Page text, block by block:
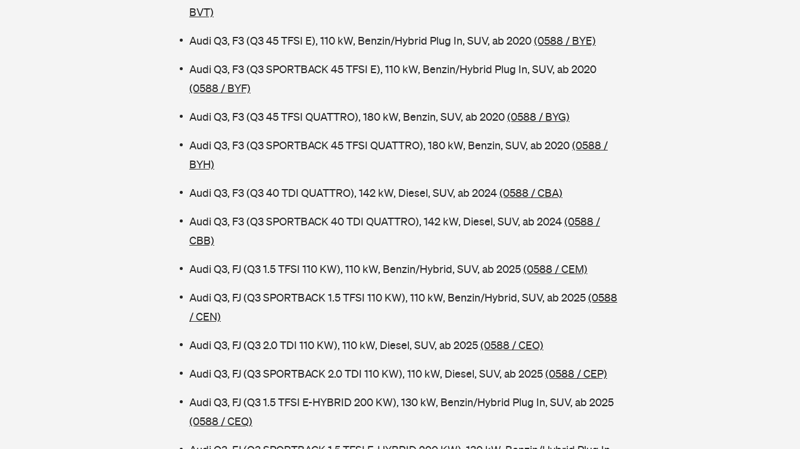
BVT)
Audi Q3, F3 (Q3 45 TFSI E), 110 kW, Benzin/Hybrid Plug In, SUV, ab 2020(0588 / BYE)
Audi Q3, F3 (Q3 SPORTBACK 45 TFSI E), 110 kW, Benzin/Hybrid Plug In, SUV, ab 2020
(0588 / BYF)
Audi Q3, F3 (Q3 45 TFSI QUATTRO), 180 kW, Benzin, SUV, ab 2020(0588 / BYG)
Audi Q3, F3 (Q3 SPORTBACK 45 TFSI QUATTRO), 180 kW, Benzin, SUV, ab 2020(0588 /
BYH)
Audi Q3, F3 (Q3 40 TDI QUATTRO), 142 kW, Diesel, SUV, ab 2024(0588 / CBA)
Audi Q3, F3 (Q3 SPORTBACK 40 TDI QUATTRO), 142 kW, Diesel, SUV, ab 2024(0588 /
CBB)
Audi Q3, FJ (Q3 1.5 TFSI 110 KW), 110 kW, Benzin/Hybrid, SUV, ab 2025(0588 / CEM)
Audi Q3, FJ (Q3 SPORTBACK 1.5 TFSI 110 KW), 110 kW, Benzin/Hybrid, SUV, ab 2025(0588
/ CEN)
Audi Q3, FJ (Q3 2.0 TDI 110 KW), 110 kW, Diesel, SUV, ab 2025(0588 / CEO)
Audi Q3, FJ (Q3 SPORTBACK 2.0 TDI 110 KW), 110 kW, Diesel, SUV, ab 2025(0588 / CEP)
Audi Q3, FJ (Q3 1.5 TFSI E-HYBRID 200 KW), 130 kW, Benzin/Hybrid Plug In, SUV, ab 2025
(0588 / CEQ)